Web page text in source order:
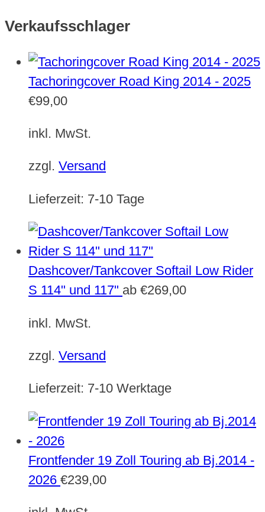
Verkaufsschlager
Tachoringcover Road King 2014 - 2025
€99,00
inkl. MwSt.
zzgl. Versand
Lieferzeit: 7-10 Tage
Dashcover/Tankcover Softail Low Rider
S 114" und 117" ab €269,00
inkl. MwSt.
zzgl. Versand
Lieferzeit: 7-10 Werktage
Frontfender 19 Zoll Touring ab Bj.2014 -
2026 €239,00